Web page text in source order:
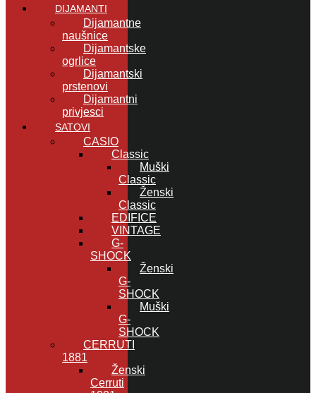
DIJAMANTI
Dijamantne
naušnice
Dijamantske
ogrlice
Dijamantski
prstenovi
Dijamantni
privjesci
SATOVI
CASIO
Classic
Muški
Classic
Ženski
Classic
EDIFICE
VINTAGE
G-
SHOCK
Ženski
G-
SHOCK
Muški
G-
SHOCK
CERRUTI
1881
Ženski
Cerruti